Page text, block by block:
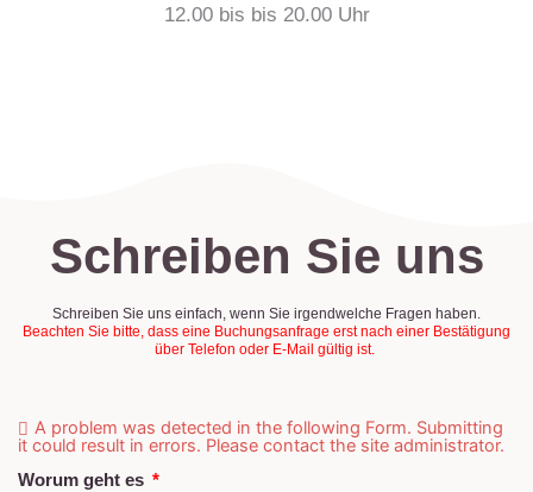
12.00 bis bis 20.00 Uhr
Schreiben Sie uns
Schreiben Sie uns einfach, wenn Sie irgendwelche Fragen haben.
Beachten Sie bitte, dass eine Buchungsanfrage erst nach einer Bestätigung
über Telefon oder E-Mail gültig ist.
A problem was detected in the following Form. Submitting
it could result in errors. Please contact the site administrator.
Worum geht es